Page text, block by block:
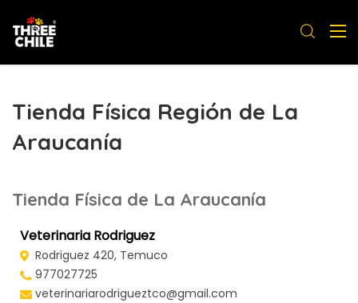
Tienda Física Región de La
Araucanía
Tienda Física de La Araucanía
Veterinaria Rodriguez
Rodriguez 420, Temuco
977027725
veterinariarodrigueztco@gmail.com